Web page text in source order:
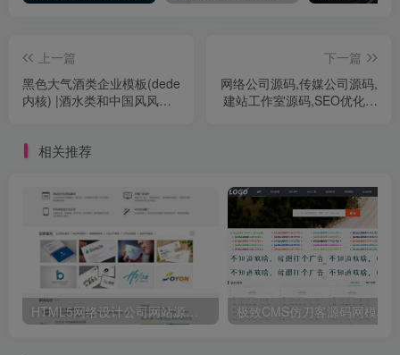
上一篇
黑色大气酒类企业模板(dede
内核) |酒水类和中国风风格
下一篇
网络公司源码,传媒公司源码,
建站工作室源码,SEO优化公
相关推荐
HTML5网络设计公司网站源码 织梦dedecms整站模板